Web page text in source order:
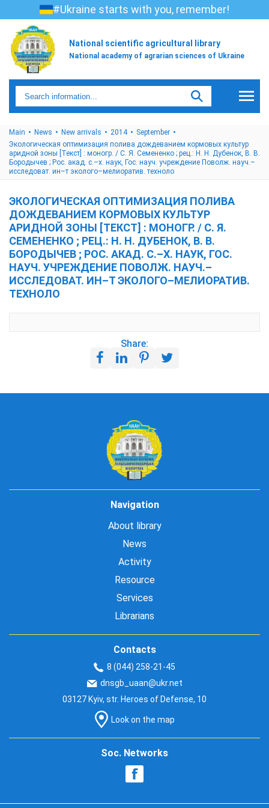
#Ukraine starts with you, remember!
National scientific agricultural library
National academy of agrarian sciences of Ukraine
Main News New arrivals 2014
September
Экологическая оптимизация полива дождеванием кормовых культур
аридной зоны [Текст] : моногр. / С. Я. Семененко ; рец.: Н. Н. Дубенок, В. В.
Бородычев ; Рос. акад. с.–х. наук, Гос. науч. учреждение Поволж. науч.–
исследоват. ин–т эколого–мелиоратив. техноло
ЭКОЛОГИЧЕСКАЯ ОПТИМИЗАЦИЯ ПОЛИВА
ДОЖДЕВАНИЕМ КОРМОВЫХ КУЛЬТУР
АРИДНОЙ ЗОНЫ [ТЕКСТ] : МОНОГР. / С. Я.
СЕМЕНЕНКО ; РЕЦ.: Н. Н. ДУБЕНОК, В. В.
БОРОДЫЧЕВ ; РОС. АКАД. С.–Х. НАУК, ГОС.
НАУЧ. УЧРЕЖДЕНИЕ ПОВОЛЖ. НАУЧ.–
ИССЛЕДОВАТ. ИН–Т ЭКОЛОГО–МЕЛИОРАТИВ.
ТЕХНОЛО
Share:
Navigation
About library
News
Activity
Resource
Services
Librarians
Contacts
8 (044) 258-21-45
dnsgb_uaan@ukr.net
03127 Kyiv, str. Heroes of Defense, 10
Look on the map
Soc. Networks